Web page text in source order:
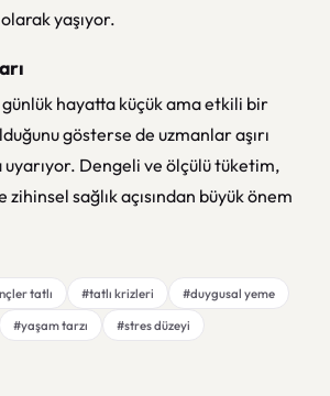
yaşıyor.
günlük hayatta küçük ama etkili bir
gösterse de uzmanlar aşırı
Dengeli ve ölçülü tüketim,
sağlık açısından büyük önem
tatlı #tatlı krizleri
#duygusal yeme
#yaşam tarzı
#stres düzeyi